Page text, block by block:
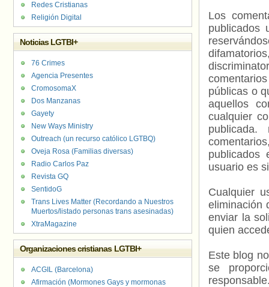
Los
publicados
públicas o
aquellos
cualquier
usuario es
Cualquier
eliminación
enviar la
quien
Este blog
se
Redes Cristianas
Religión Digital
Noticias LGTBI+
76 Crimes
Agencia Presentes
CromosomaX
Dos Manzanas
Gayety
New Ways Ministry
Outreach (un recurso católico LGTBQ)
Oveja Rosa (Familias diversas)
Radio Carlos Paz
Revista GQ
SentidoG
Trans Lives Matter (Recordando a Nuestros
Muertos/listado personas trans asesinadas)
XtraMagazine
Organizaciones cristianas LGTBI+
ACGIL (Barcelona)
Afirmación (Mormones Gays y mormonas